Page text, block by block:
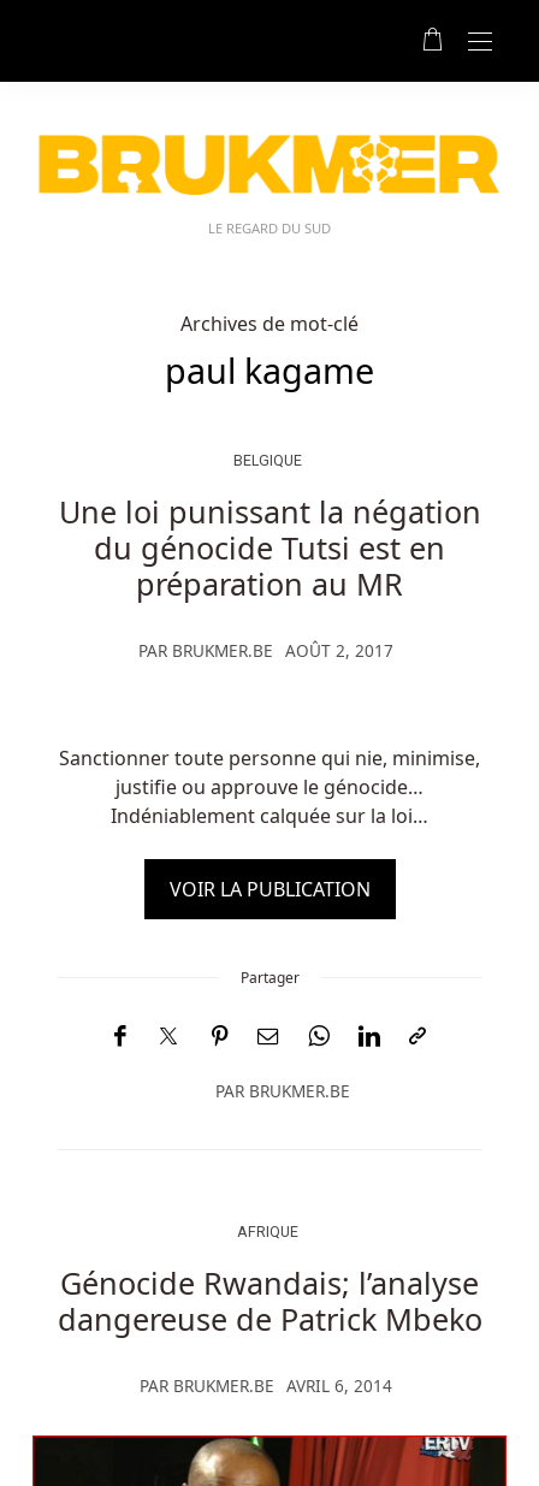
LE REGARD DU SUD
Archives de mot-clé
paul kagame
BELGIQUE
Une loi punissant la négation
du génocide Tutsi est en
préparation au MR
PAR BRUKMER.BE AOÛT 2, 2017
Sanctionner toute personne qui nie, minimise,
justifie ou approuve le génocide…
Indéniablement calquée sur la loi…
VOIR LA PUBLICATION
Partager
PAR BRUKMER.BE
AFRIQUE
Génocide Rwandais; l’analyse
dangereuse de Patrick Mbeko
PAR BRUKMER.BE AVRIL 6, 2014